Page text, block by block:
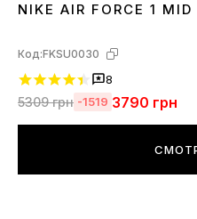
4142 4345
NIKE AIR FORCE 1
Код:FKSU0030
8
5309грн -1519 3790 грн